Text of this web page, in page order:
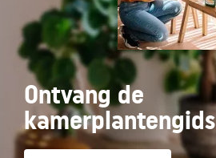
Ontvang de
kamerplantengids